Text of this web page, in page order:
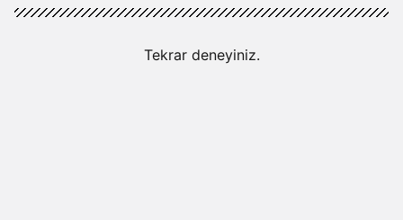
Tekrar deneyiniz.